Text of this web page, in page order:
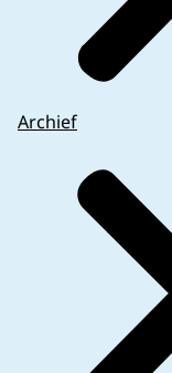
Archief